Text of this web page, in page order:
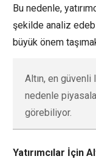
Bu nedenle,
şekilde analiz
büyük önem
Altın, en
nedenle
görebiliyor.
Yatırımcılar İçin